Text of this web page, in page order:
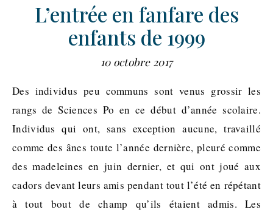
L’entrée en fanfare des
enfants de 1999
10 octobre 2017
Des individus peu communs sont venus grossir les
rangs de Sciences Po en ce début d’année scolaire.
Individus qui ont, sans exception aucune, travaillé
comme des ânes toute l’année dernière, pleuré comme
des madeleines en juin dernier, et qui ont joué aux
cadors devant leurs amis pendant tout l’été en répétant
à tout bout de champ qu’ils étaient admis. Les